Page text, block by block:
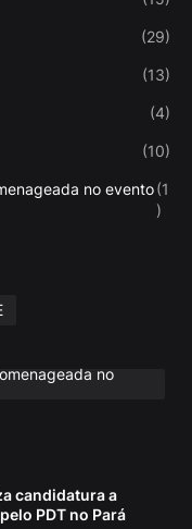
(29)
(13)
(4)
(10)
no evento(1
)
no
candidatura a
PDT no Pará